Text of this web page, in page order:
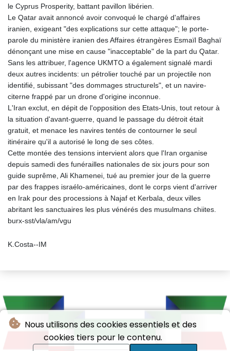
Nous utilisons des cookies essentiels et des
cookies tiers pour le contenu.
le Cyprus Prosperity, battant pavillon libérien.
Le Qatar avait annoncé avoir convoqué le chargé d'affaires
iranien, exigeant "des explications sur cette attaque"; le porte-
parole du ministère iranien des Affaires étrangères Esmaïl Baghaï
dénonçant une mise en cause "inacceptable" de la part du Qatar.
Sans les attribuer, l'agence UKMTO a également signalé mardi
deux autres incidents: un pétrolier touché par un projectile non
identifié, subissant "des dommages structurels", et un navire-
citerne frappé par un drone d'origine inconnue.
L'Iran exclut, en dépit de l'opposition des Etats-Unis, tout retour à
la situation d'avant-guerre, quand le passage du détroit était
gratuit, et menace les navires tentés de contourner le seul
itinéraire qu'il a autorisé le long de ses côtes.
Cette montée des tensions intervient alors que l'Iran organise
depuis samedi des funérailles nationales de six jours pour son
guide suprême, Ali Khamenei, tué au premier jour de la guerre
par des frappes israélo-américaines, dont le corps vient d'arriver
en Irak pour des processions à Najaf et Kerbala, deux villes
abritant les sanctuaires les plus vénérés des musulmans chiites.
burx-sst/vla/am/vgu
K.Costa--IM